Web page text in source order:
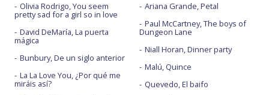
Olivia Rodrigo, You seem
pretty sad for a girl so in love
David DeMaría, La puerta
mágica
Bunbury, De un siglo anterior
La La Love You, ¿Por qué me
miráis así?
Ariana Grande, Petal
Paul McCartney, The boys of
Dungeon Lane
Niall Horan, Dinner party
Malú, Quince
Quevedo, El baifo